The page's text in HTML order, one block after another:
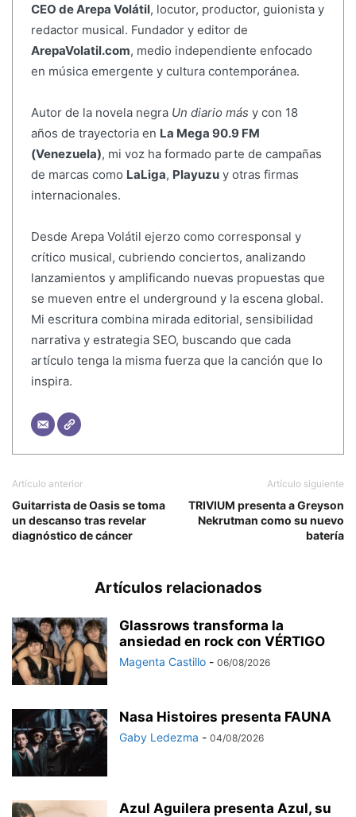
CEO de Arepa Volátil, locutor, productor, guionista y
redactor musical. Fundador y editor de
ArepaVolatil.com, medio independiente enfocado
en música emergente y cultura contemporánea.
Autor de la novela negra Un diario más y con 18
años de trayectoria en La Mega 90.9 FM
(Venezuela), mi voz ha formado parte de campañas
de marcas como LaLiga, Playuzuy otras firmas
internacionales.
Desde Arepa Volátil ejerzo como corresponsal y
crítico musical, cubriendo conciertos, analizando
lanzamientos y amplificando nuevas propuestas que
se mueven entre el underground y la escena global.
Mi escritura combina mirada editorial, sensibilidad
narrativa y estrategia SEO, buscando que cada
artículo tenga la misma fuerza que la canción que lo
inspira.
Artículo anterior
Guitarrista de Oasis se toma
un descanso tras revelar
diagnóstico de cáncer
Artículo siguiente
TRIVIUM presenta a Greyson
Nekrutman como su nuevo
batería
Artículos relacionados
Glassrows transforma la
ansiedad en rock con VÉRTIGO
Magenta Castillo - 06/08/2026
Nasa Histoires presenta FAUNA
Gaby Ledezma - 04/08/2026
Azul Aguilera presenta Azul, su